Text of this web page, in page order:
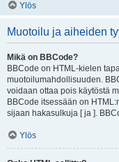
Ylös
Muotoilu ja aiheiden
Mikä on BBCode?
BBCode on HTML-kielen
muotoilumahdollisuuden.
voidaan ottaa pois käytöstä
BBCode itsessään on
sijaan hakasulkuja [ ja ].
Ylös